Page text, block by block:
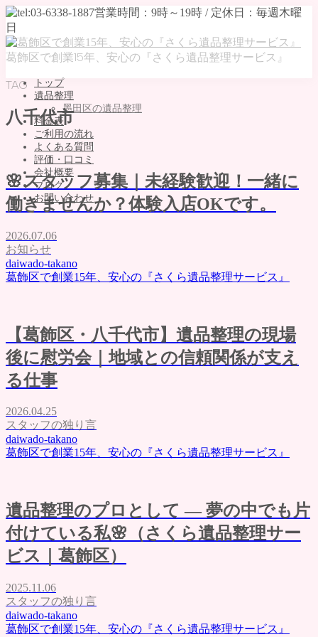
葛飾区で創業15年、安心の『さくら遺品整理サービス』
トップ
遺品整理
墨田区の遺品整理
料金表
ご利用の流れ
よくある質問
評価・口コミ
会社概要
ブログ
お問い合わせ
トップ
遺品整理
墨田区の遺品整理
よくある質問
評価・口コミ
会社概要
ブログ
お問い合わせ
TAG
八千代市
🌸スタッフ募集｜未経験歓迎！一緒に
働きませんか？体験入店OKです。
2026.07.06
お知らせ
daiwado-takano
葛飾区で創業15年、安心の『さくら遺品整理サービス』
【葛飾区・八千代市】遺品整理の現場
後に慰労会｜地域との信頼関係が支え
る仕事
2026.04.25
スタッフの独り言
daiwado-takano
葛飾区で創業15年、安心の『さくら遺品整理サービス』
遺品整理のプロとして ― 夢の中でも片
付けている私🌸（さくら遺品整理サー
ビス｜葛飾区）
2025.11.06
スタッフの独り言
daiwado-takano
葛飾区で創業15年、安心の『さくら遺品整理サービス』